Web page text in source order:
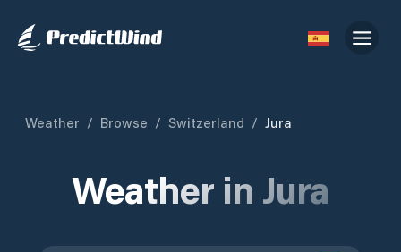
Weather / Browse / Switzerland / Jura
Weather in Jura